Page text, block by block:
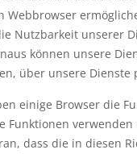
Webbrowser
Nutzbarkeit unserer
können unsere
über unsere Dienste
einige Browser die
Funktionen
dass die in diesen